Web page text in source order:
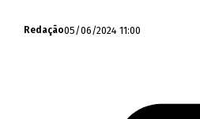
Redação05/06/2024 11:00